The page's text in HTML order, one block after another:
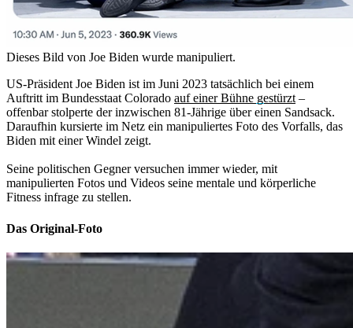
Dieses Bild von Joe Biden wurde manipuliert.
US-Präsident Joe Biden ist im Juni 2023 tatsächlich bei einem
Auftritt im Bundesstaat Colorado auf einer Bühne gestürzt–
offenbar stolperte der inzwischen 81-Jährige über einen Sandsack.
Daraufhin kursierte im Netz ein manipuliertes Foto des Vorfalls, das
Biden mit einer Windel zeigt.
Seine politischen Gegner versuchen immer wieder, mit
manipulierten Fotos und Videos seine mentale und körperliche
Fitness infrage zu stellen.
Das Original-Foto